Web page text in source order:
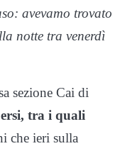
avevamo trovato
notte tra venerdì
sezione Cai di
tra i quali
che ieri sulla